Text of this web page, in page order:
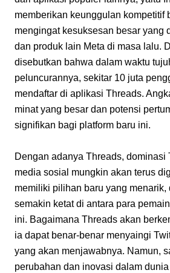
memberikan keunggulan kompetitif
mengingat kesuksesan besar yang
dan produk lain Meta di masa lalu.
disebutkan bahwa dalam waktu
peluncurannya, sekitar 10 juta
mendaftar di aplikasi Threads.
minat yang besar dan potensi
signifikan bagi platform baru ini.
Dengan adanya Threads, dominasi
media sosial mungkin akan terus
memiliki pilihan baru yang menarik,
semakin ketat di antara para
ini. Bagaimana Threads akan
ia dapat benar-benar menyaingi
yang akan menjawabnya. Namun,
perubahan dan inovasi dalam